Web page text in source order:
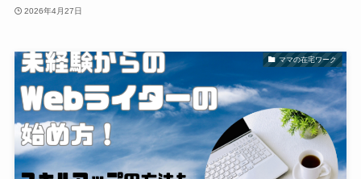
2026年4月27日
ママの在宅ワーク